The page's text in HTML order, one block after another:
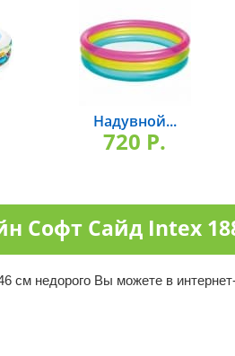
Надувной...
720 P.
Софт Сайд Intex
см недорого Вы можете в